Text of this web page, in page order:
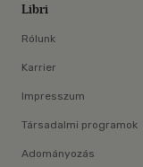
Libri
Rólunk
Karrier
Impresszum
Társadalmi programok
Adományozás